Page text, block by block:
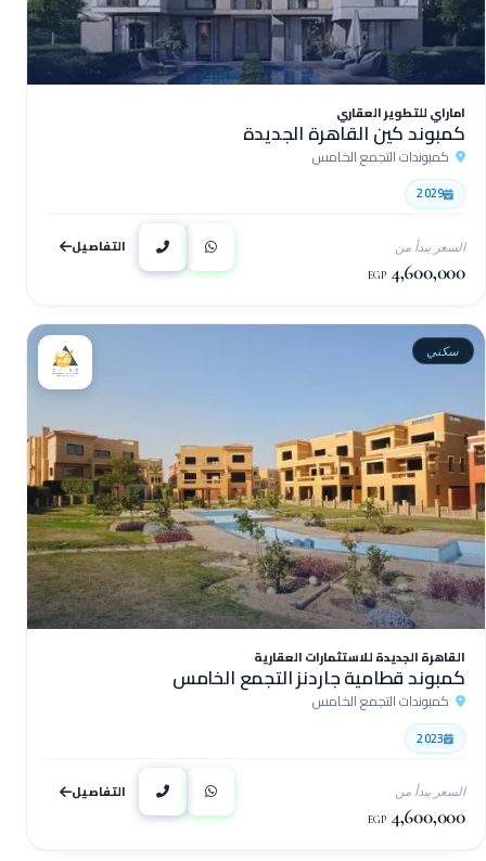
اماراي للتطوير العقاري
كمبوند كين القاهرة الجديدة
كمبوندات التجمع الخامس
2029
السعر يبدأ من
4,600,000
EGP
التفاصيل
سكني
القاهرة الجديدة للاستثمارات العقارية
كمبوند قطامية جاردنز التجمع الخامس
كمبوندات التجمع الخامس
2023
السعر يبدأ من
4,600,000
EGP
التفاصيل